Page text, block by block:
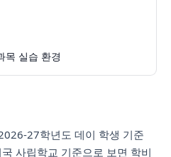
목 실습 환경
27학년도 데이 학생 기준
사립학교 기준으로 보면 학비